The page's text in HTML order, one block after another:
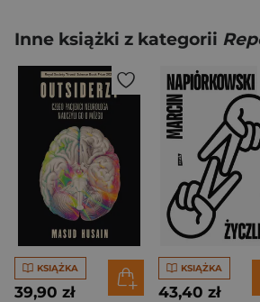
Inne książki z kategorii
KSIĄŻKA
39,90 zł
KSIĄŻKA
43,40 zł